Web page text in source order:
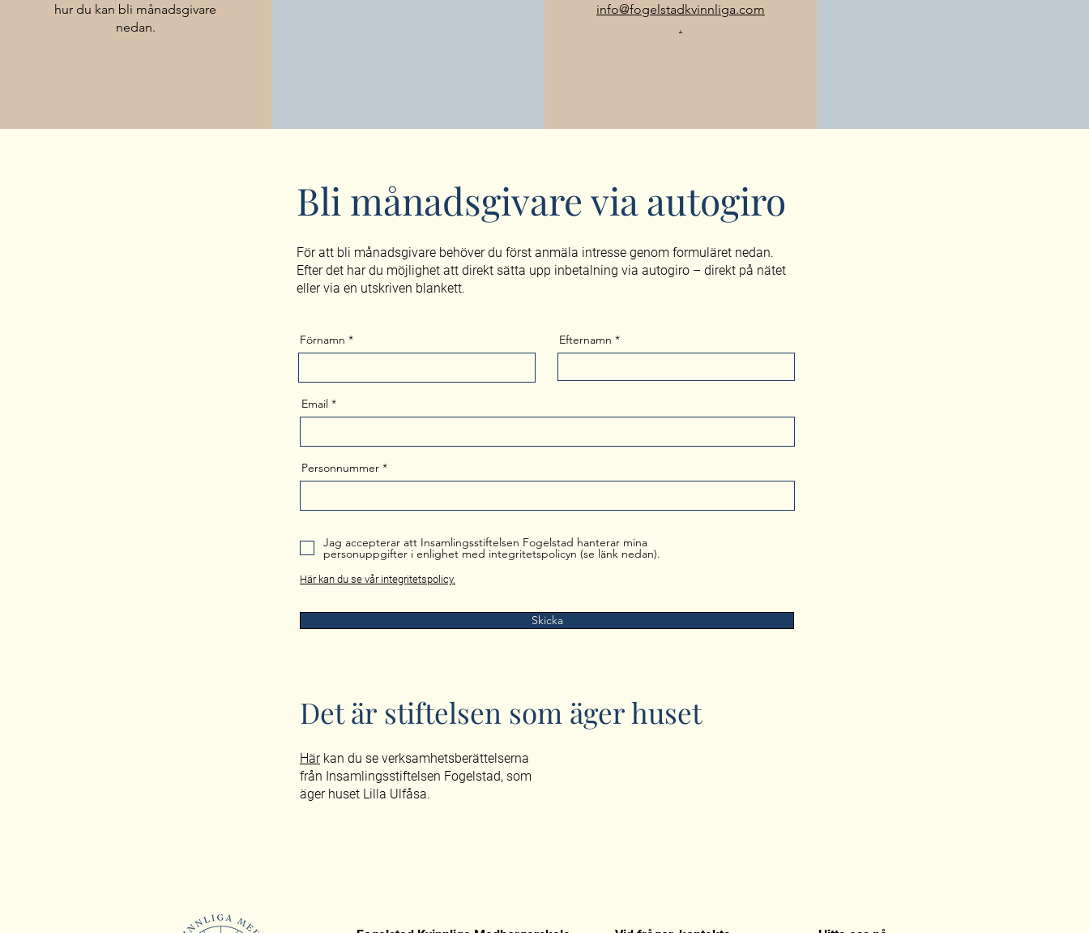
hur du kan bli månadsgivare
nedan.
info@fogelstadkvinnliga.com
.
Bli månadsgivare via autogiro
För att bli månadsgivare behöver du först anmäla intresse genom formuläret nedan.
Efter det har du möjlighet att direkt sätta upp inbetalning via autogiro – direkt på nätet
eller via en utskriven blankett.
Förnamn Efternamn
Email
Personnummer
Jag accepterar att Insamlingsstiftelsen Fogelstad hanterar mina
personuppgifter i enlighet med integritetspolicyn (se länk nedan).
Här kan du se vår integritetspolicy.
Skicka
Det är stiftelsen som äger huset
Härkan du se verksamhetsberättelserna
från Insamlingsstiftelsen Fogelstad, som
äger huset Lilla Ulfåsa.